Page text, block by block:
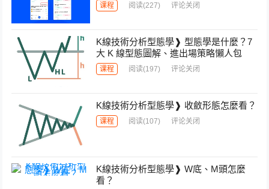
课程 阅读(227) 评论关闭
K線技術分析型態學❱ 型態學是什麼？7
大 K 線型態圖解、進出場策略懶人包
课程 阅读(197) 评论关闭
K線技術分析型態學❱ 收斂形態怎麼看？
课程 阅读(107) 评论关闭
K線技術分析型態學❱ W底、M頭怎麼
看？